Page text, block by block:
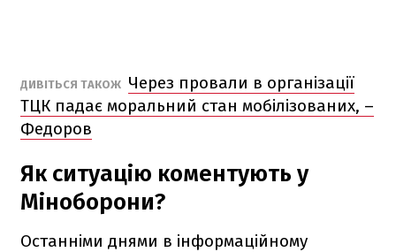
ДИВІТЬСЯ ТАКОЖ Через провали в організації
ТЦК падає моральний стан мобілізованих, –
Федоров
Як ситуацію коментують у
Міноборони?
Останніми днями в інформаційному